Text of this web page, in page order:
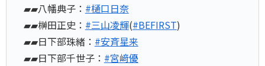
▰▰八幡典子： #樋口日奈
▰▰榊田正史： #三山凌輝(#BEFIRST)
▰▰日下部珠緒： #安斉星来
▰▰日下部千世子： #宮﨑優